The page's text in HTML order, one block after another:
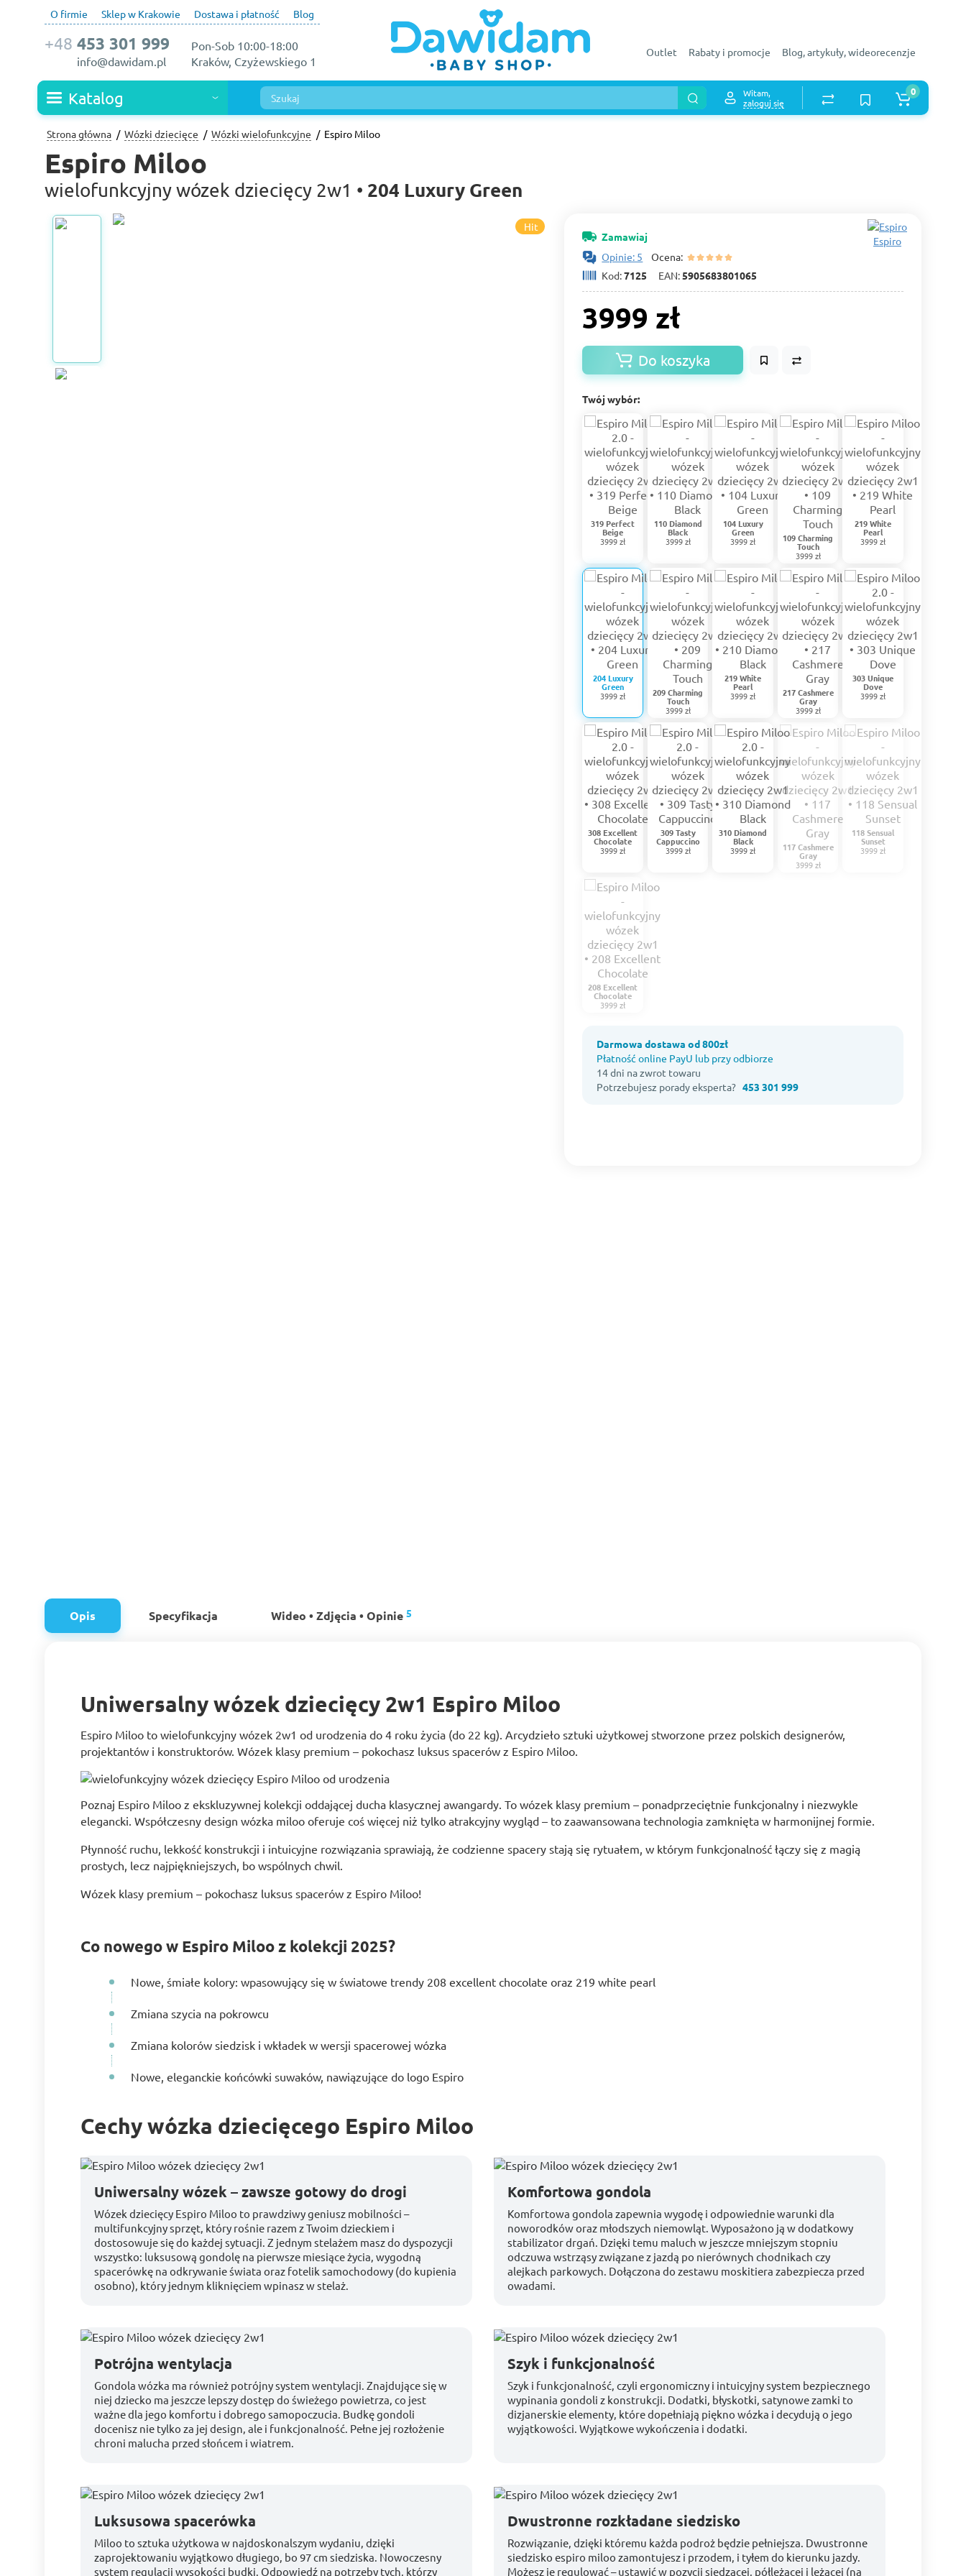
O firmie Sklep w Krakowie Dostawa i płatność Blog
Pon-Sob 10:00-18:00
Kraków, Czyżewskiego 1
+48 453 301 999
info@dawidam.pl
Outlet Rabaty i promocje Blog, artykuły, wideorecenzje
Katalog
Witam,
zaloguj się
0
Strona główna Wózki dziecięce Wózki wielofunkcyjne Espiro Miloo
Espiro Miloo
wielofunkcyjny wózek dziecięcy 2w1 • 204 Luxury Green
Hit
Zamawiaj
Opinie: 5 Ocena:
Kod:7125 EAN:5905683801065
Espiro
3999 zł
Do koszyka
Twój wybór:
319 Perfect
Beige
3999 zł
110 Diamond
Black
3999 zł
104 Luxury
Green
3999 zł
109 Charming
Touch
3999 zł
117 Cashmere
Gray
3999 zł
118 Sensual
Sunset
3999 zł
219 White
Pearl
3999 zł
204 Luxury
Green
3999 zł
208 Excellent
Chocolate
3999 zł
209 Charming
Touch
3999 zł
219 White
Pearl
3999 zł
217 Cashmere
Gray
3999 zł
303 Unique
Dove
3999 zł
308 Excellent
Chocolate
3999 zł
309 Tasty
Cappuccino
3999 zł
310 Diamond
Black
3999 zł
Darmowa dostawa od 800zł
Płatność online PayU lub przy odbiorze
14 dni na zwrot towaru
Potrzebujesz porady eksperta?453 301 999
Opis Specyfikacja Wideo • Zdjęcia • Opinie 5
Uniwersalny wózek dziecięcy 2w1 Espiro Miloo
Espiro Miloo to wielofunkcyjny wózek 2w1 od urodzenia do 4 roku życia (do 22 kg). Arcydzieło sztuki użytkowej stworzone przez polskich designerów,
projektantów i konstruktorów. Wózek klasy premium – pokochasz luksus spacerów z Espiro Miloo.
Poznaj Espiro Miloo z ekskluzywnej kolekcji oddającej ducha klasycznej awangardy. To wózek klasy premium – ponadprzeciętnie funkcjonalny i niezwykle
elegancki. Współczesny design wózka miloo oferuje coś więcej niż tylko atrakcyjny wygląd – to zaawansowana technologia zamknięta w harmonijnej formie.
Płynność ruchu, lekkość konstrukcji i intuicyjne rozwiązania sprawiają, że codzienne spacery stają się rytuałem, w którym funkcjonalność łączy się z magią
prostych, lecz najpiękniejszych, bo wspólnych chwil.
Wózek klasy premium – pokochasz luksus spacerów z Espiro Miloo!
Co nowego w Espiro Miloo z kolekcji 2025?
Nowe, śmiałe kolory: wpasowujący się w światowe trendy 208 excellent chocolate oraz 219 white pearl
Zmiana szycia na pokrowcu
Zmiana kolorów siedzisk i wkładek w wersji spacerowej wózka
Nowe, eleganckie końcówki suwaków, nawiązujące do logo Espiro
Cechy wózka dziecięcego Espiro Miloo
Uniwersalny wózek – zawsze gotowy do drogi
Wózek dziecięcy Espiro Miloo to prawdziwy geniusz mobilności –
multifunkcyjny sprzęt, który rośnie razem z Twoim dzieckiem i
dostosowuje się do każdej sytuacji. Z jednym stelażem masz do dyspozycji
wszystko: luksusową gondolę na pierwsze miesiące życia, wygodną
spacerówkę na odkrywanie świata oraz fotelik samochodowy (do kupienia
osobno), który jednym kliknięciem wpinasz w stelaż.
Komfortowa gondola
Komfortowa gondola zapewnia wygodę i odpowiednie warunki dla
noworodków oraz młodszych niemowląt. Wyposażono ją w dodatkowy
stabilizator drgań. Dzięki temu maluch w jeszcze mniejszym stopniu
odczuwa wstrząsy związane z jazdą po nierównych chodnikach czy
alejkach parkowych. Dołączona do zestawu moskitiera zabezpiecza przed
owadami.
Potrójna wentylacja
Gondola wózka ma również potrójny system wentylacji. Znajdujące się w
niej dziecko ma jeszcze lepszy dostęp do świeżego powietrza, co jest
ważne dla jego komfortu i dobrego samopoczucia. Budkę gondoli
docenisz nie tylko za jej design, ale i funkcjonalność. Pełne jej rozłożenie
chroni malucha przed słońcem i wiatrem.
Szyk i funkcjonalność
Szyk i funkcjonalność, czyli ergonomiczny i intuicyjny system bezpiecznego
wypinania gondoli z konstrukcji. Dodatki, błyskotki, satynowe zamki to
dizjanerskie elementy, które dopełniają piękno wózka i decydują o jego
wyjątkowości. Wyjątkowe wykończenia i dodatki.
Luksusowa spacerówka
Miloo to sztuka użytkowa w najdoskonalszym wydaniu, dzięki
zaprojektowaniu wyjątkowo długiego, bo 97 cm siedziska. Nowoczesny
system regulacji wysokości budki. Odpowiedź na potrzeby tych, którzy
Dwustronne rozkładane siedzisko
Rozwiązanie, dzięki któremu każda podroż będzie pełniejsza. Dwustronne
siedzisko espiro miloo zamontujesz i przodem, i tyłem do kierunku jazdy.
Możesz je regulować – ustawić w pozycji siedzącej, półleżącej i leżącej (na